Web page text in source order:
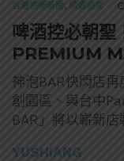
台灣酒圈新聞 , 精選酒聞
啤酒控必朝
PREMIUM
神泡BAR快閃店
創園區、與台中
BAR」將以嶄新店
YUSHIANG